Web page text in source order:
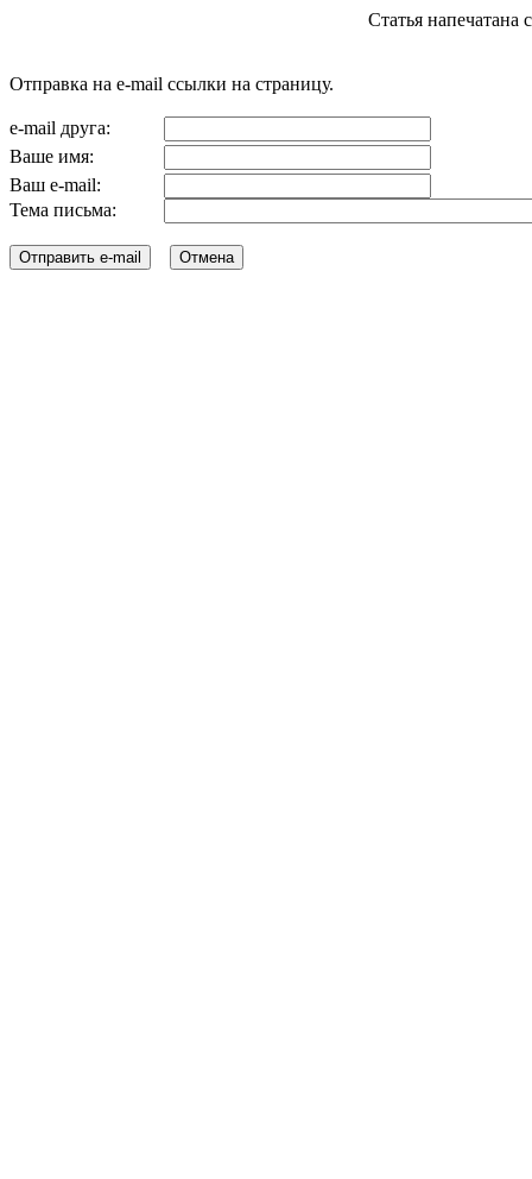
Статья напечатана
Отправка на e-mail ссылки на страницу.
e-mail друга:
Ваше имя:
Ваш e-mail:
Тема письма: